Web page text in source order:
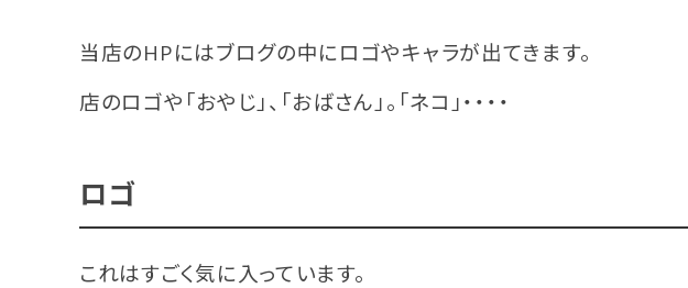
当店のHPにはブログの中にロゴやキャラが出てきます。
店のロゴや「おやじ」、「おばさん」。「ネコ」・・・・
ロゴ
これはすごく気に入っています。